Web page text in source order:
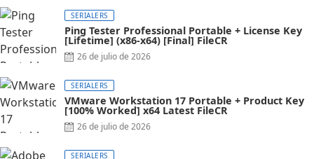
SERIALERS
Ping Tester Professional Portable + License Key
[Lifetime] (x86-x64) [Final] FileCR
26 de julio de 2026
SERIALERS
VMware Workstation 17 Portable + Product Key
[100% Worked] x64 Latest FileCR
26 de julio de 2026
SERIALERS